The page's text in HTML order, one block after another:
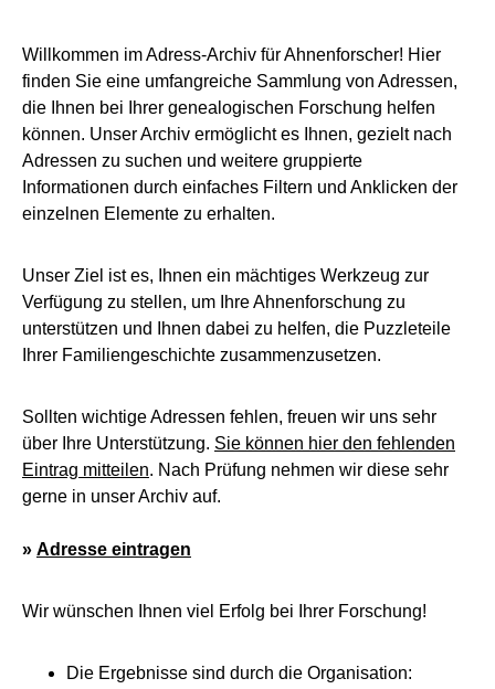
Willkommen im Adress-Archiv für Ahnenforscher! Hier
finden Sie eine umfangreiche Sammlung von Adressen,
die Ihnen bei Ihrer genealogischen Forschung helfen
können. Unser Archiv ermöglicht es Ihnen, gezielt nach
Adressen zu suchen und weitere gruppierte
Informationen durch einfaches Filtern und Anklicken der
einzelnen Elemente zu erhalten.
Unser Ziel ist es, Ihnen ein mächtiges Werkzeug zur
Verfügung zu stellen, um Ihre Ahnenforschung zu
unterstützen und Ihnen dabei zu helfen, die Puzzleteile
Ihrer Familiengeschichte zusammenzusetzen.
Sollten wichtige Adressen fehlen, freuen wir uns sehr
über Ihre Unterstützung. Sie können hier den fehlenden
Eintrag mitteilen. Nach Prüfung nehmen wir diese sehr
gerne in unser Archiv auf.
» Adresse eintragen
Wir wünschen Ihnen viel Erfolg bei Ihrer Forschung!
Die Ergebnisse sind durch die Organisation: